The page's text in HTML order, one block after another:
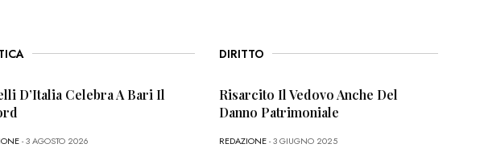
D’Italia Celebra A Bari Il
- 3 AGOSTO 2026
DIRITTO
Risarcito Il Vedovo Anche Del
Danno Patrimoniale
REDAZIONE- 3 GIUGNO 2025